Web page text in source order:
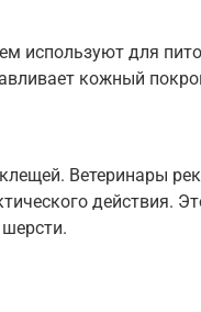
используют для
кожный
Ветеринары
действия.